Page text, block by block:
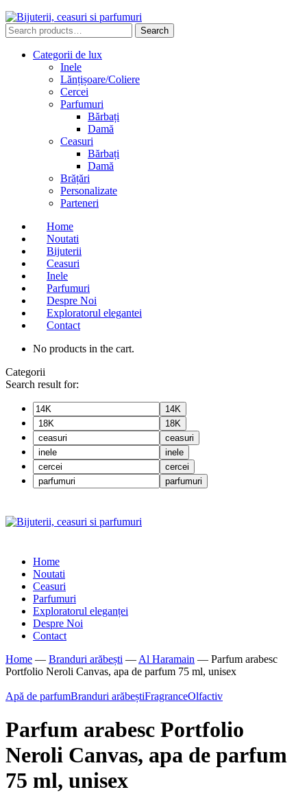
Search
for:
Search
Categorii de lux
Inele
Lănțișoare/Coliere
Cercei
Parfumuri
Bărbați
Damă
Ceasuri
Bărbați
Damă
Brățări
Personalizate
Parteneri
Home
Noutati
Bijuterii
Ceasuri
Inele
Parfumuri
Despre Noi
Exploratorul elegantei
Contact
No products in the cart.
Categorii
Search result for:
14K
18K
ceasuri
inele
cercei
parfumuri
Home
Noutati
Ceasuri
Parfumuri
Exploratorul eleganței
Despre Noi
Contact
Home — Branduri arăbești — Al Haramain — Parfum arabesc
Portfolio Neroli Canvas, apa de parfum 75 ml, unisex
Apă de parfumBranduri arăbeștiFragranceOlfactiv
Parfum arabesc Portfolio
Neroli Canvas, apa de parfum
75 ml, unisex